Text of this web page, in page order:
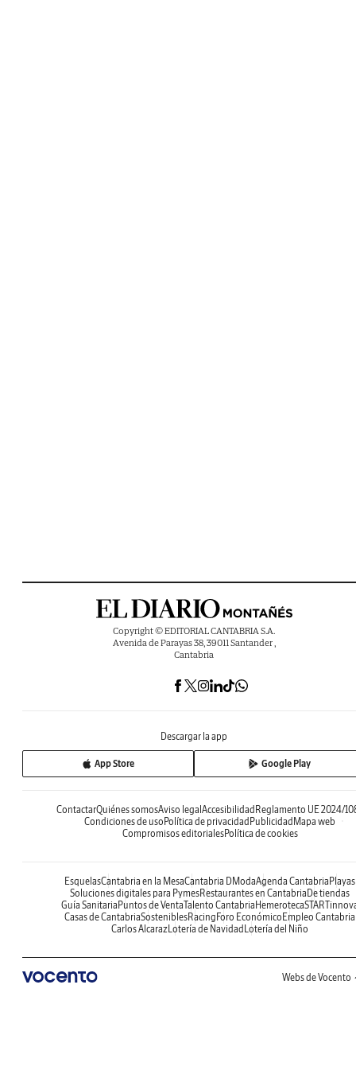
Copyright © EDITORIAL CANTABRIA S.A.
Avenida de Parayas 38, 39011 Santander ,
Cantabria
Descargar la app
App Store Google Play
ContactarQuiénes somosAviso legalAccesibilidadReglamento UE 2024/
Condiciones de usoPolítica de privacidadPublicidadMapa web
Compromisos editorialesPolítica de cookies
EsquelasCantabria en la MesaCantabria DModaAgenda CantabriaPlayas
Soluciones digitales para PymesRestaurantes en CantabriaDe tiendas
Guía SanitariaPuntos de VentaTalento CantabriaHemeroteca
Casas de CantabriaSosteniblesRacingForo EconómicoEmpleo Cantabria
Carlos AlcarazLotería de NavidadLotería del Niño
Webs de Vocento